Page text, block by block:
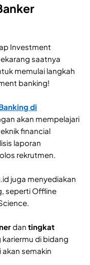
Investment
saatnya
memulai langkah
banking!
di
akan mempelajari
financial
laporan
rekrutmen.
juga menyediakan
seperti Offline
dan tingkat
kariermu di bidang
semakin